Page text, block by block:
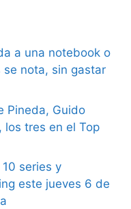
a una notebook o
se nota, sin gastar
Pineda, Guido
los tres en el Top
series y
este jueves 6 de